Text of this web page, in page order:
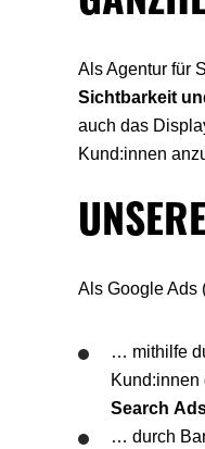
Als Agentur für
Sichtbarkeit
auch das
Kund:innen
Als Google Ads
… mithilfe
Search
… durch